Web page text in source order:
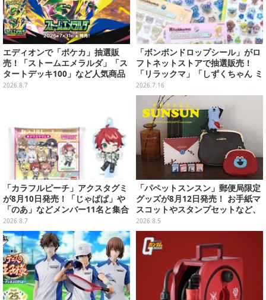
エディオンで「ポケカ」抽選販
売！「ストームエメラルダ」「ス
タートデッキ100」など人気商品
が対象
2026.8.7
「ボンボンドロップシール」がロ
フトネットストアで抽選販売！
「リラックマ」「しずくちゃん ミ
ニ」など全12種をラインナップ
2026.7.16
「カラフルピーチ」アクスタグミ
が8月10日発売！「じゃぱぱ」や
「のあ」などメンバー11名と集合
デザイン全15種、ボールチェーン
付きでアクセサリーにも
2026.8.7
「パペットスンスン」郵便局限定
グッズが8月12日発売！ お手紙マ
スコットやスタンプセットなど、
可愛すぎる全5アイテムがライン
ナップ
2026.8.5